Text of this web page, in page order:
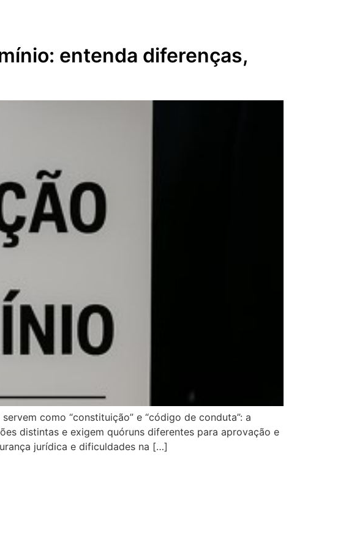
entenda diferenças,
como “constituição” e “código de conduta”: a
distintas e exigem quóruns diferentes para aprovação e
jurídica e dificuldades na […]